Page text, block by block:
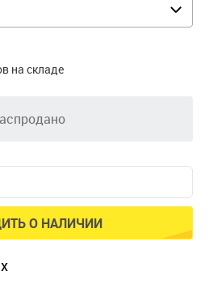
на складе
О НАЛИЧИИ